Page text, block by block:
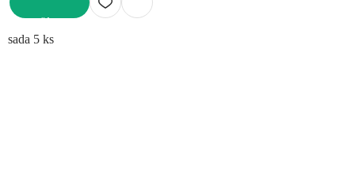
sada 5 ks